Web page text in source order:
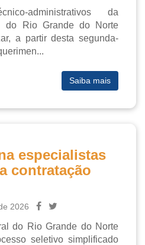
administrativos da
do Rio Grande do Norte
a partir desta segunda-
Saiba mais
especialistas
contratação
2026
do Rio Grande do Norte
seletivo simplificado